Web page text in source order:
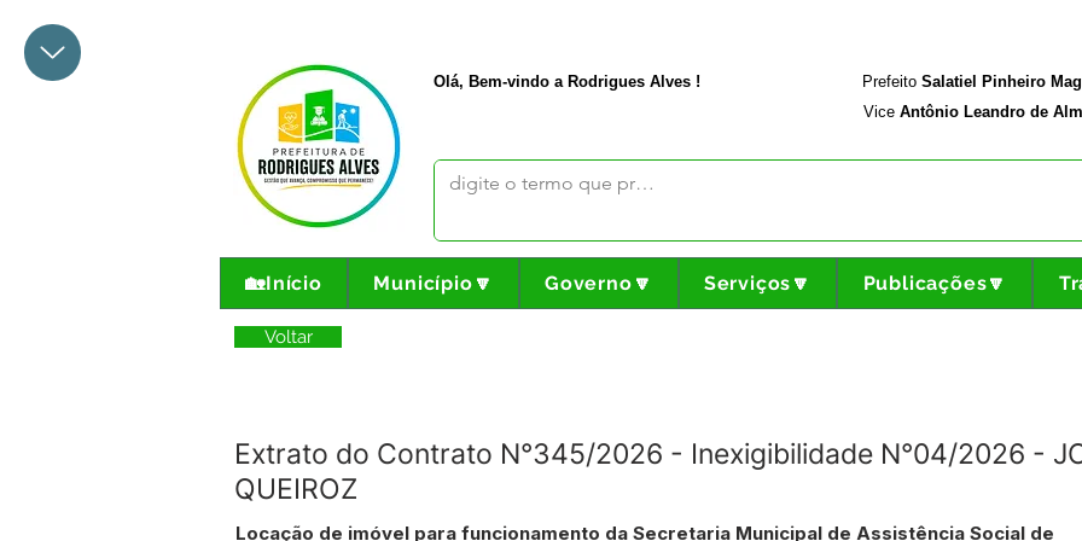
Olá, Bem-vindo a Rodrigues Alves ! Prefeito Salatiel Pinheiro
Vice Antônio Leandro de
🏡Início Município🔽 Governo🔽 Serviços🔽 Publicações🔽
Voltar
Extrato do Contrato N°345/2026 - Inexigibilidade N°04/2026 -
QUEIROZ
Locação de imóvel para funcionamento da Secretaria Municipal de Assistência Social de